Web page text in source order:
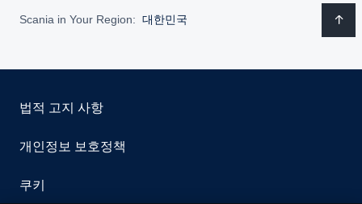
Scania in Your Region: 대한민국
법적 고지 사항
개인정보 보호정책
쿠키